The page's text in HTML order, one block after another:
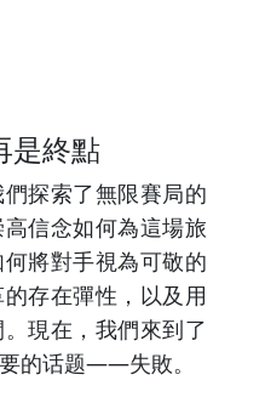
是終點
探索了無限賽局的
信念如何為這場旅
將對手視為可敬的
存在彈性，以及用
現在，我們來到了
的话题——失敗。